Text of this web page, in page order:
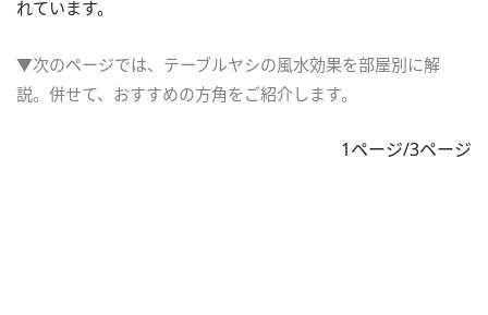
れています。
▼次のページでは、テーブルヤシの風水効果を部屋別に解
説。併せて、おすすめの方角をご紹介します。
1ページ/3ページ